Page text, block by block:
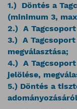
1.) Döntés a
(minimum 3,
2.) A
3.) A
megválasztása;
4.) A
jelölése,
5.) Döntés a